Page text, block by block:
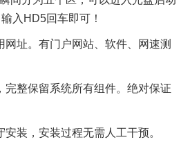
入HD5回车即可！
址。有门户网站、软件、网速测
整保留系统所有组件。绝对保证
装，安装过程无需人工干预。